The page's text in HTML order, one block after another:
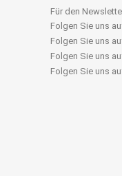
Für den
Folgen Sie uns
Folgen Sie uns
Folgen Sie uns
Folgen Sie uns